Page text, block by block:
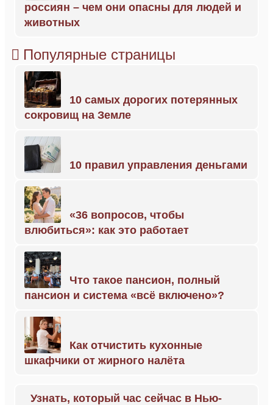
россиян – чем они опасны для людей и
животных
Популярные страницы
10 самых дорогих потерянных
сокровищ на Земле
10 правил управления деньгами
«36 вопросов, чтобы
влюбиться»: как это работает
Что такое пансион, полный
пансион и система «всё включено»?
Как отчистить кухонные
шкафчики от жирного налёта
Узнать, который час сейчас в Нью-